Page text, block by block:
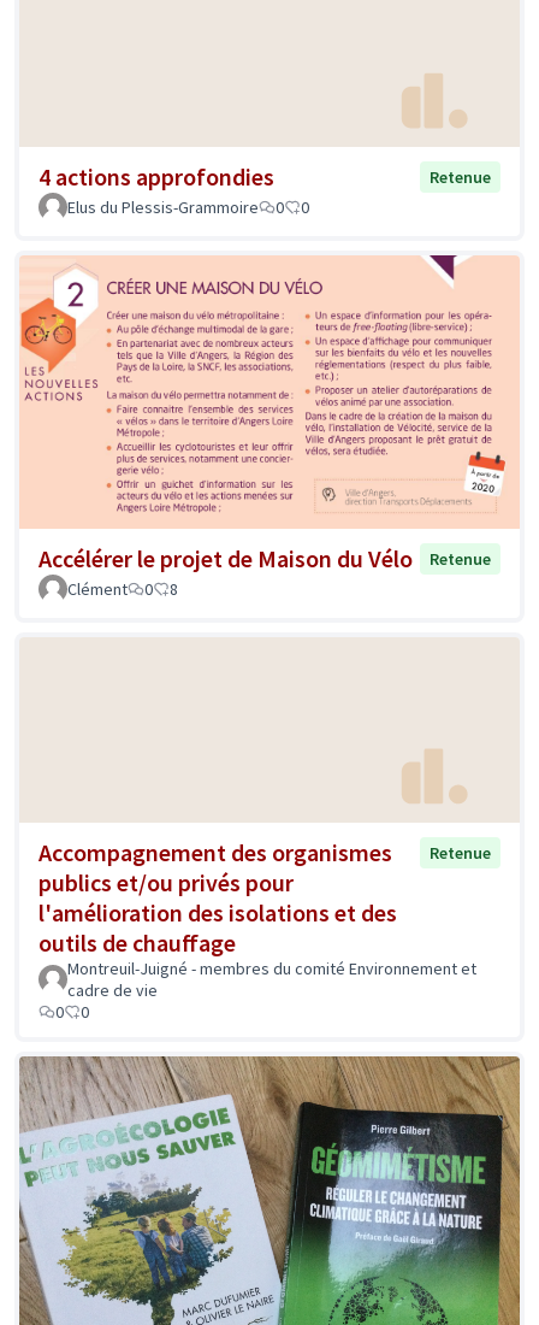
4 actions approfondies
Retenue
Elus du Plessis-Grammoire
0 0
Accélérer le projet de Maison du Vélo
Retenue
Clément
0 8
Accompagnement des organismes
publics et/ou privés pour
l'amélioration des isolations et des
outils de chauffage
Retenue
Montreuil-Juigné - membres du comité Environnement et
cadre de vie
0
0